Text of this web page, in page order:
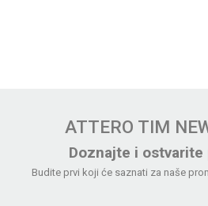
ATTERO TIM
Doznajte i
Budite prvi koji će saznati za naše